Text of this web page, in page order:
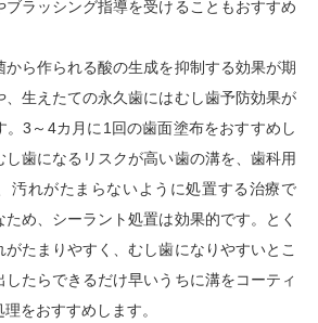
ラッシング指導を受けることもおすすめ
から作られる酸の生成を抑制する効果が期
生えたての永久歯にはむし歯予防効果が
。3～4カ月に1回の歯面塗布をおすすめし
し歯になるリスクが高い歯の溝を、歯科用
汚れがたまらないように処置する治療で
め、シーラント処置は効果的です。とく
たまりやすく、むし歯になりやすいとこ
たらできるだけ早いうちに溝をコーティ
をおすすめします。